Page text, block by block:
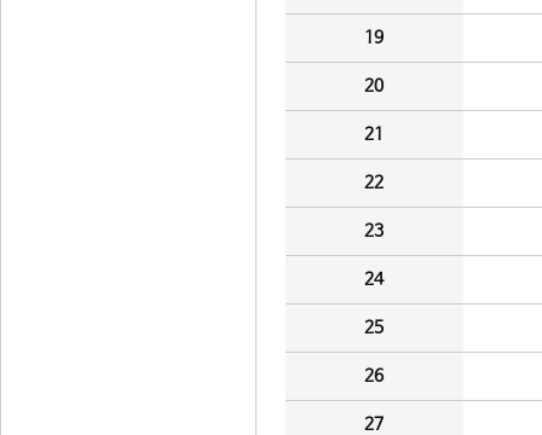
19
20
21
22
23
24
25
26
27